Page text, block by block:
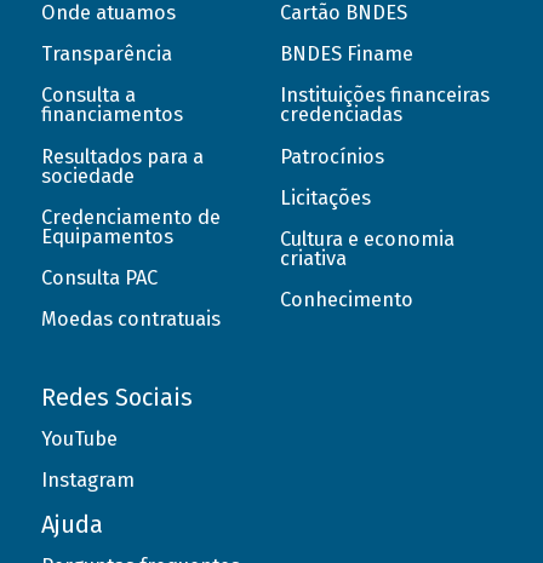
Onde atuamos
Transparência
Consulta a
financiamentos
Resultados para a
sociedade
Credenciamento de
Equipamentos
Consulta PAC
Moedas contratuais
Cartão BNDES
BNDES Finame
Instituições financeiras
credenciadas
Patrocínios
Licitações
Cultura e economia
criativa
Conhecimento
Redes Sociais
YouTube
Instagram
Ajuda